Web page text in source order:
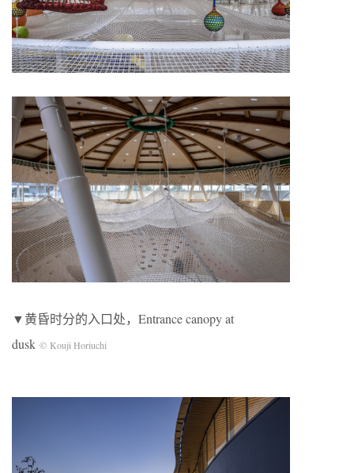
▼黄昏时分的入口处，Entrance canopy at
dusk © Kouji Horiuchi